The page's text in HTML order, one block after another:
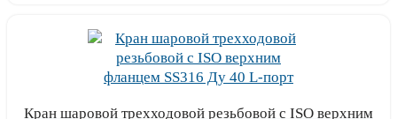
Кран шаровой трехходовой резьбовой с ISO верхним